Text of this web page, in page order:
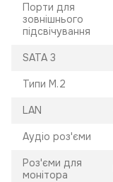
Порти для
зовнішнього
підсвічування
SATA 3
Типи M.2
LAN
Аудіо роз'єми
Роз'єми для
монітора